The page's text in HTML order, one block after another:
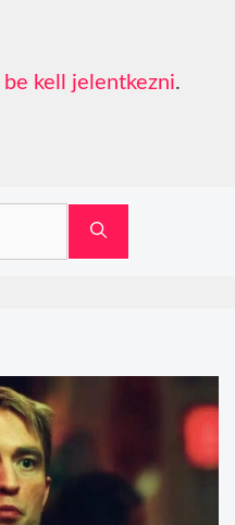
be kell jelentkezni.